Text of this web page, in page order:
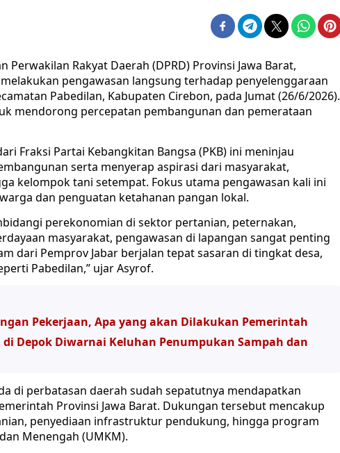
Perwakilan Rakyat Daerah (DPRD) Provinsi Jawa Barat,
pengawasan langsung terhadap penyelenggaraan
Pabedilan, Kabupaten Cirebon, pada Jumat (26/6/2026).
mendorong percepatan pembangunan dan pemerataan
Fraksi Partai Kebangkitan Bangsa (PKB) ini meninjau
serta menyerap aspirasi dari masyarakat,
kelompok tani setempat. Fokus utama pengawasan kali ini
dan penguatan ketahanan pangan lokal.
perekonomian di sektor pertanian, peternakan,
masyarakat, pengawasan di lapangan sangat penting
dari Pemprov Jabar berjalan tepat sasaran di tingkat desa,
Pabedilan,” ujar Asyrof.
Pekerjaan, Apa yang akan Dilakukan Pemerintah
di Depok Diwarnai Keluhan Penumpukan Sampah dan
di perbatasan daerah sudah sepatutnya mendapatkan
Provinsi Jawa Barat. Dukungan tersebut mencakup
penyediaan infrastruktur pendukung, hingga program
Menengah (UMKM).